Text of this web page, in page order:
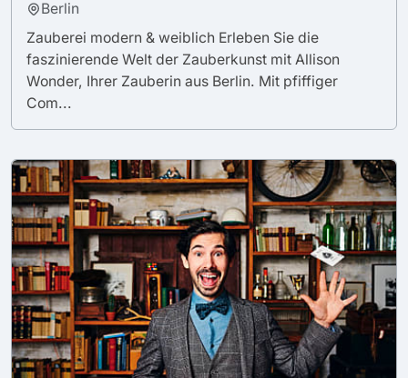
Berlin
Zauberei modern & weiblich Erleben Sie die
faszinierende Welt der Zauberkunst mit Allison
Wonder, Ihrer Zauberin aus Berlin. Mit pfiffiger
Com...